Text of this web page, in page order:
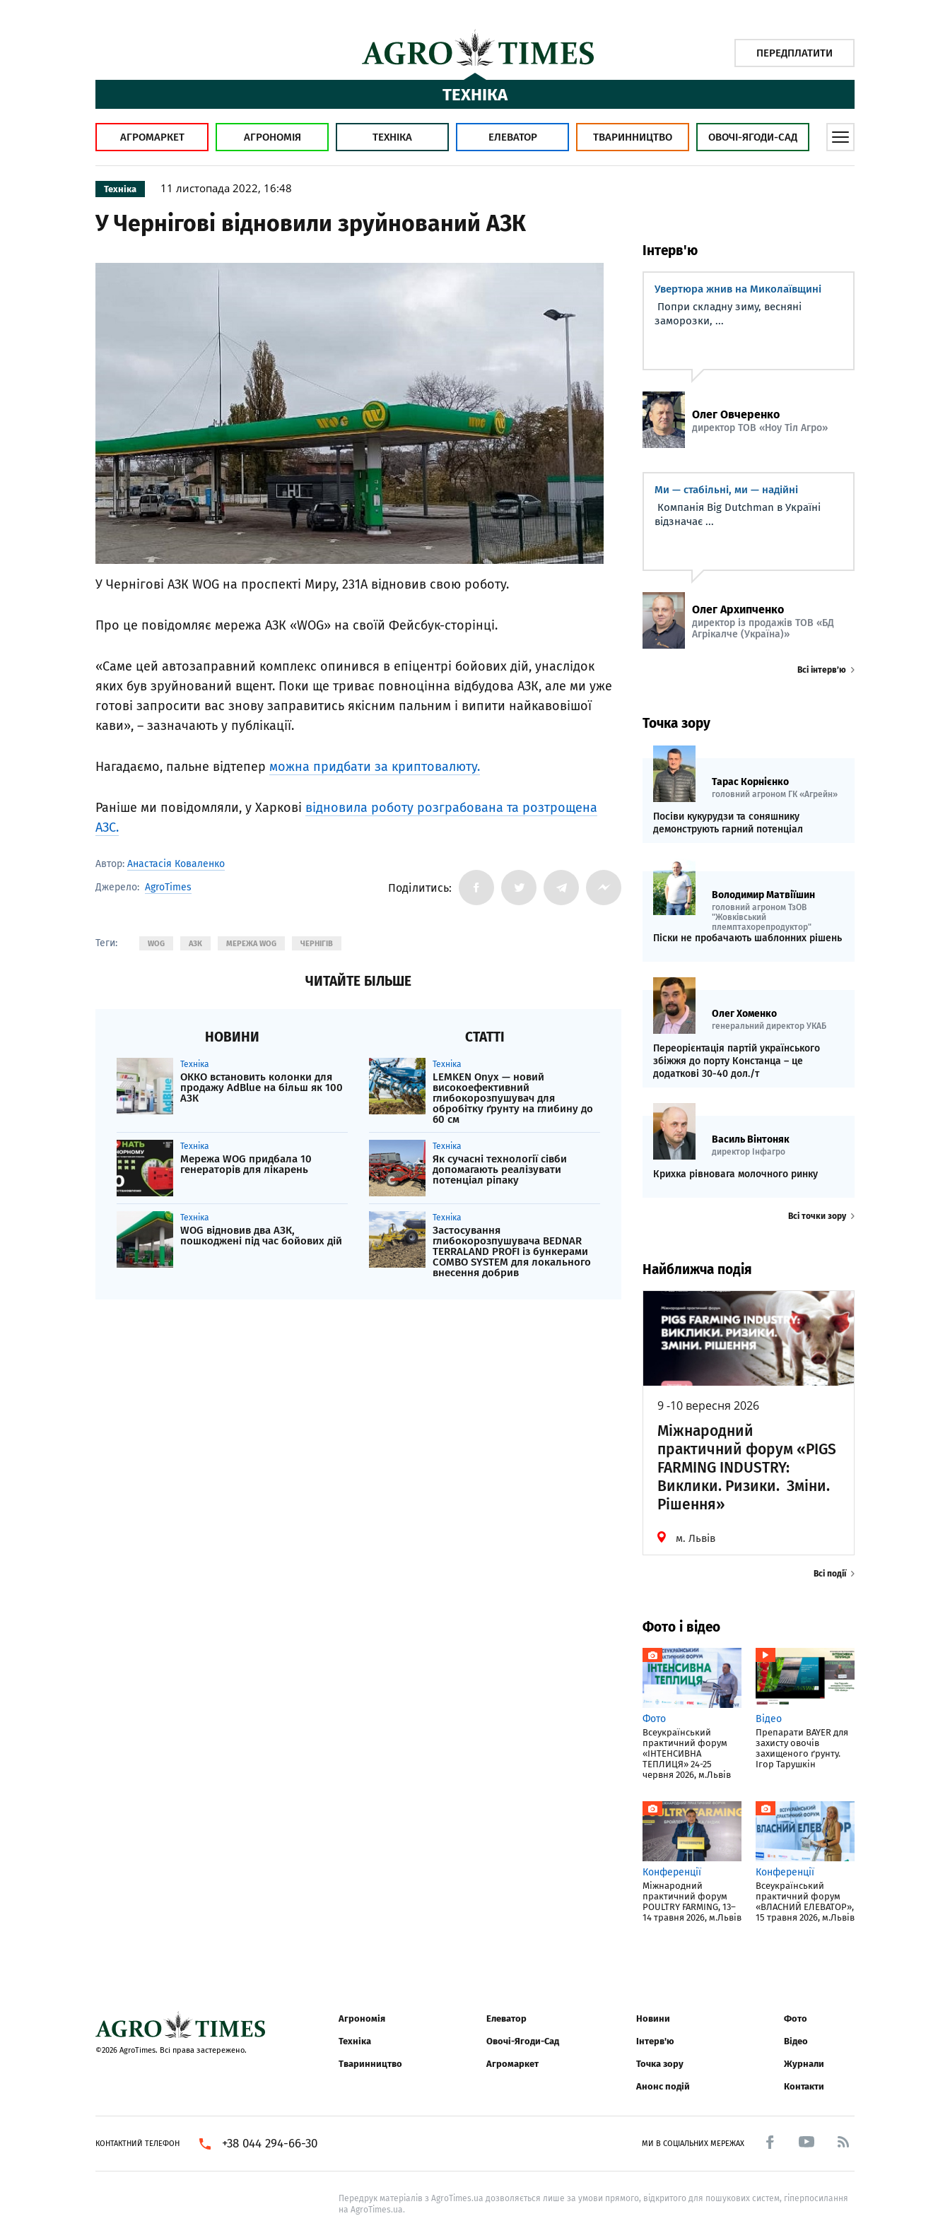
ПЕРЕДПЛАТИТИ
ТЕХНІКА
АГРОМАРКЕТ АГРОНОМІЯ ТЕХНІКА ЕЛЕВАТОР ТВАРИННИЦТВО ОВОЧІ-ЯГОДИ-САД
Техніка 11 листопада 2022, 16:48
У Чернігові відновили зруйнований АЗК
У Чернігові АЗК WOG на проспекті Миру, 231А відновив свою роботу.
Про це повідомляє мережа АЗК «WOG» на своїй Фейсбук-сторінці.
«Саме цей автозаправний комплекс опинився в епіцентрі бойових дій, унаслідок
яких був зруйнований вщент. Поки ще триває повноцінна відбудова АЗК, але ми уже
готові запросити вас знову заправитись якісним пальним і випити найкавовішої
кави», – зазначають у публікації.
Нагадаємо, пальне відтепер можна придбати за криптовалюту.
Раніше ми повідомляли, у Харкові відновила роботу розграбована та розтрощена
АЗС.
Автор: Анастасія Коваленко
Джерело: AgroTimes Поділитись:
Теги: WOG АЗК МЕРЕЖА WOG ЧЕРНІГІВ
ЧИТАЙТЕ БІЛЬШЕ
НОВИНИ
Техніка
ОККО встановить колонки для
продажу AdBlue на більш як 100
АЗК
Техніка
Мережа WOG придбала 10
генераторів для лікарень
Техніка
WOG відновив два АЗК,
пошкоджені під час бойових дій
СТАТТІ
Техніка
LEMKEN Onyx — новий
високоефективний
глибокорозпушувач для
обробітку ґрунту на глибину до
60 см
Техніка
Як сучасні технології сівби
допомагають реалізувати
потенціал ріпаку
Техніка
Застосування
глибокорозпушувача BEDNAR
TERRALAND PROFI із бункерами
COMBO SYSTEM для локального
внесення добрив
Інтерв'ю
Увертюра жнив на Миколаївщині
Попри складну зиму, весняні
заморозки, ...
Олег Овчеренко
директор ТОВ «Ноу Тіл Агро»
Ми — стабільні, ми — надійні
Компанія Big Dutchman в Україні
відзначає ...
Олег Архипченко
директор із продажів ТОВ «БД
Агрікалче (Україна)»
Всі інтерв’ю
Точка зору
Тарас Корнієнко
головний агроном ГК «Агрейн»
Посіви кукурудзи та соняшнику
демонструють гарний потенціал
Володимир Матвіїшин
головний агроном ТзОВ
"Жовківський
племптахорепродуктор"
Піски не пробачають шаблонних рішень
Олег Хоменко
генеральний директор УКАБ
Переорієнтація партій українського
збіжжя до порту Констанца – це
додаткові 30-40 дол./т
Василь Вінтоняк
директор Інфагро
Крихка рівновага молочного ринку
Всі точки зору
Найближча подія
9 -10 вересня 2026
Міжнародний
практичний форум «PIGS
FARMING INDUSTRY:
Виклики. Ризики. Зміни.
Рішення»
м. Львів
Всі події
Фото і відео
Фото
Всеукраїнський
практичний форум
«ІНТЕНСИВНА
ТЕПЛИЦЯ» 24-25
червня 2026, м.Львів
Відео
Препарати BAYER для
захисту овочів
захищеного ґрунту.
Ігор Тарушкін
Конференції
Міжнародний
практичний форум
POULTRY FARMING, 13–
14 травня 2026, м.Львів
Конференції
Всеукраїнський
практичний форум
«ВЛАСНИЙ ЕЛЕВАТОР»,
15 травня 2026, м.Львів
©2026 AgroTimes. Всі права застережено.
Агрономія
Техніка
Тваринництво
Елеватор
Овочі-Ягоди-Сад
Агромаркет
Новини
Інтерв'ю
Точка зору
Анонс подій
Фото
Відео
Журнали
Контакти
КОНТАКТНИЙ ТЕЛЕФОН +38 044 294-66-30 МИ В СОЦІАЛЬНИХ МЕРЕЖАХ
Передрук матеріалів з AgroTimes.ua дозволяється лише за умови прямого, відкритого для пошукових систем, гіперпосилання
на AgroTimes.ua.